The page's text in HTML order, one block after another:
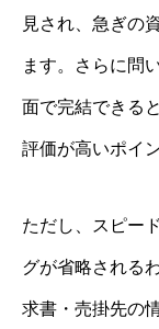
見され、急ぎの
ます。さらに問
面で完結できる
評価が高いポイ
ただし、スピー
グが省略される
求書・売掛先の